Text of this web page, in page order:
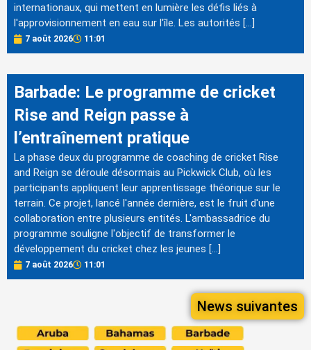
internationaux, qui mettent en lumière les défis liés à
l'approvisionnement en eau sur l'île. Les autorités […]
7 août 2026 11:01
Barbade: Le programme de cricket
Rise and Reign passe à
l’entraînement pratique
La phase deux du programme de coaching de cricket Rise
and Reign se déroule désormais au Pickwick Club, où les
participants appliquent leur apprentissage théorique sur le
terrain. Ce projet, lancé l'année dernière, est le fruit d'une
collaboration entre plusieurs entités. L'ambassadrice du
programme souligne l'objectif de transformer le
développement du cricket chez les jeunes […]
7 août 2026 11:01
News suivantes